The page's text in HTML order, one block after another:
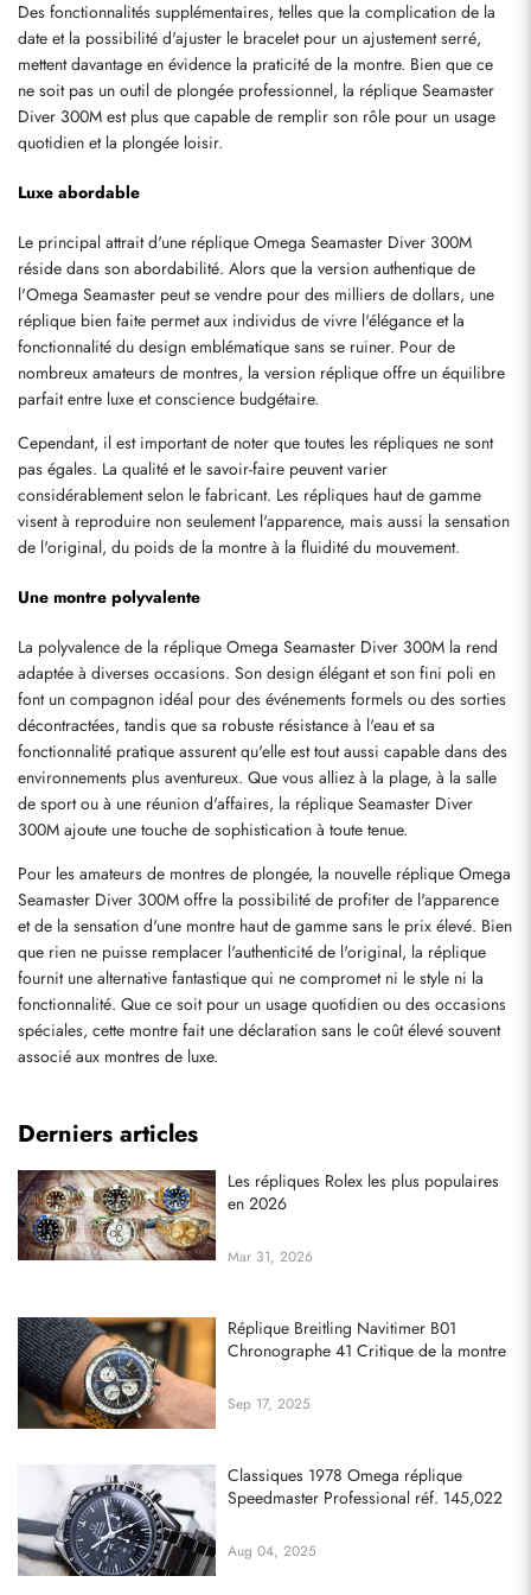
Des fonctionnalités supplémentaires, telles que la complication de la
date et la possibilité d'ajuster le bracelet pour un ajustement serré,
mettent davantage en évidence la praticité de la montre. Bien que ce
ne soit pas un outil de plongée professionnel, la réplique Seamaster
Diver 300M est plus que capable de remplir son rôle pour un usage
quotidien et la plongée loisir.
Luxe abordable
Le principal attrait d'une réplique Omega Seamaster Diver 300M
réside dans son abordabilité. Alors que la version authentique de
l'Omega Seamaster peut se vendre pour des milliers de dollars, une
réplique bien faite permet aux individus de vivre l'élégance et la
fonctionnalité du design emblématique sans se ruiner. Pour de
nombreux amateurs de montres, la version réplique offre un équilibre
parfait entre luxe et conscience budgétaire.
Cependant, il est important de noter que toutes les répliques ne sont
pas égales. La qualité et le savoir-faire peuvent varier
considérablement selon le fabricant. Les répliques haut de gamme
visent à reproduire non seulement l'apparence, mais aussi la sensation
de l'original, du poids de la montre à la fluidité du mouvement.
Une montre polyvalente
La polyvalence de la réplique Omega Seamaster Diver 300M la rend
adaptée à diverses occasions. Son design élégant et son fini poli en
font un compagnon idéal pour des événements formels ou des sorties
décontractées, tandis que sa robuste résistance à l'eau et sa
fonctionnalité pratique assurent qu'elle est tout aussi capable dans des
environnements plus aventureux. Que vous alliez à la plage, à la salle
de sport ou à une réunion d'affaires, la réplique Seamaster Diver
300M ajoute une touche de sophistication à toute tenue.
Pour les amateurs de montres de plongée, la nouvelle réplique Omega
Seamaster Diver 300M offre la possibilité de profiter de l'apparence
et de la sensation d'une montre haut de gamme sans le prix élevé. Bien
que rien ne puisse remplacer l'authenticité de l'original, la réplique
fournit une alternative fantastique qui ne compromet ni le style ni la
fonctionnalité. Que ce soit pour un usage quotidien ou des occasions
spéciales, cette montre fait une déclaration sans le coût élevé souvent
associé aux montres de luxe.
Derniers articles
Les répliques Rolex les plus populaires
en 2026
Mar 31, 2026
Réplique Breitling Navitimer B01
Chronographe 41 Critique de la montre
Sep 17, 2025
Classiques 1978 Omega réplique
Speedmaster Professional réf. 145,022
Aug 04, 2025